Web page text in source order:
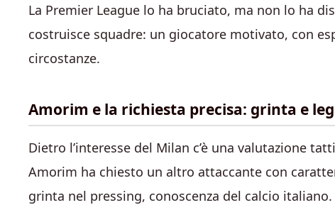
La Premier League lo ha bruciato, ma non lo ha
costruisce squadre: un giocatore motivato, con
circostanze.
Amorim e la richiesta precisa: grinta e
Dietro l’interesse del Milan c’è una valutazione
Amorim ha chiesto un altro attaccante con
grinta nel pressing, conoscenza del calcio italiano.